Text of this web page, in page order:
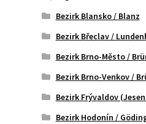
Bezirk Blansko / Blanz
Bezirk Břeclav /
Bezirk Brno-Město /
Bezirk Brno-Venkov /
Bezirk Frývaldov
Bezirk Hodonín /